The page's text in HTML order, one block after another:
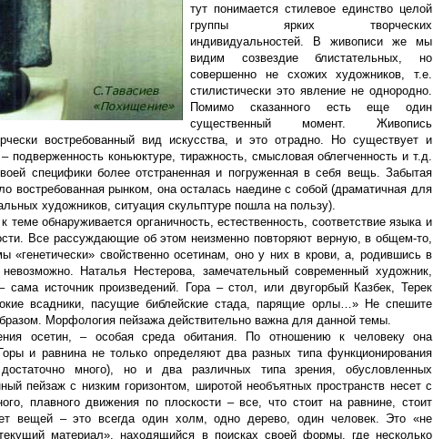
тут понимается стилевое единство целой
группы ярких творческих
индивидуальностей. В живописи же мы
видим созвездие блистательных, но
совершенно не схожих художников, т.е.
стилистически это явление не однородно.
Помимо сказанного есть еще один
существенный момент. Живопись
востребованный вид искусства, и это отрадно. Но существует и
подверженность коньюктуре, тиражность, смысловая облегченность и т.д.
специфики более отстраненная и погруженная в себя вещь. Забытая
востребованная рынком, она осталась наедине с собой (драматичная для
художников, ситуация скульптуре пошла на пользу).
обнаруживается органичность, естественность, соответствие языка и
Все рассуждающие об этом неизменно повторяют верную, в общем-то,
свойственно осетинам, оно у них в крови, а, родившись в
Наталья Нестерова, замечательный современный художник,
сама источник произведений. Гора – стол, или двугорбый Казбек, Терек
всадники, пасущие библейские стада, парящие орлы…» Не спешите
Морфология пейзажа действительно важна для данной темы.
осетин, – особая среда обитания. По отношению к человеку она
и равнина не только определяют два разных типа функционирования
много), но и два различных типа зрения, обусловленных
пейзаж с низким горизонтом, широтой необъятных пространств несет с
плавного движения по плоскости – все, что стоит на равнине, стоит
вещей – это всегда один холм, одно дерево, один человек. Это «не
материал», находящийся в поисках своей формы, где несколько